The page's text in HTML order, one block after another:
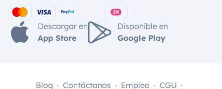
Descargar en
App Store
Disponible en
Google Play
Blog Contáctanos Empleo CGU